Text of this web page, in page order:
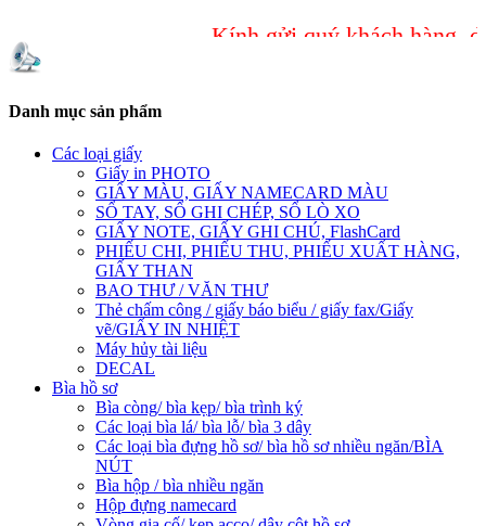
Kính gửi quý khách hàng, do
Danh mục sản phẩm
Các loại giấy
Giấy in PHOTO
GIẤY MÀU, GIẤY NAMECARD MÀU
SỔ TAY, SỔ GHI CHÉP, SỔ LÒ XO
GIẤY NOTE, GIẤY GHI CHÚ, FlashCard
PHIẾU CHI, PHIẾU THU, PHIẾU XUẤT HÀNG,
GIẤY THAN
BAO THƯ / VĂN THƯ
Thẻ chấm công / giấy báo biểu / giấy fax/Giấy
vẽ/GIẤY IN NHIỆT
Máy hủy tài liệu
DECAL
Bìa hồ sơ
Bìa còng/ bìa kẹp/ bìa trình ký
Các loại bìa lá/ bìa lỗ/ bìa 3 dây
Các loại bìa đựng hồ sơ/ bìa hồ sơ nhiều ngăn/BÌA
NÚT
Bìa hộp / bìa nhiều ngăn
Hộp đựng namecard